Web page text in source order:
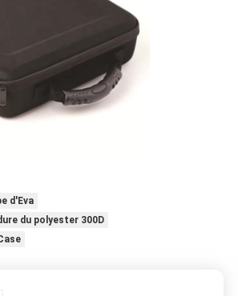
d'Eva
du polyester 300D